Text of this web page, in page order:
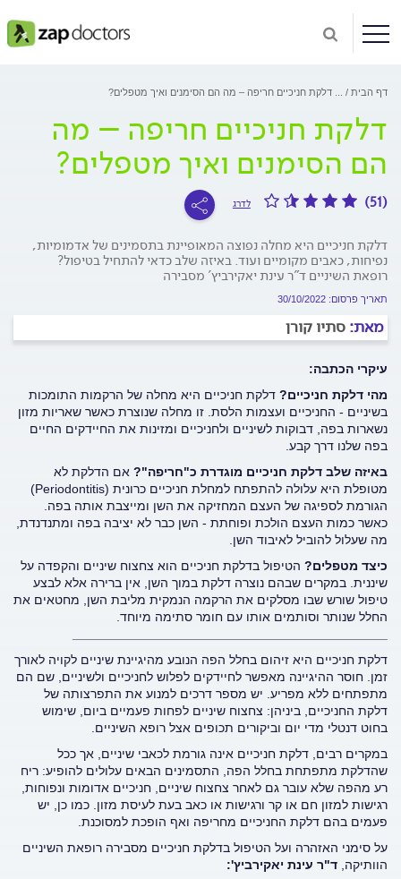
דף הבית דלקת חניכיים חריפה – מה הם הסימנים ואיך מטפלים?
דלקת חניכיים חריפה – מה
הם הסימנים ואיך מטפלים?
(51) לדרג
דלקת חניכיים היא מחלה נפוצה המאופיינת בתסמינים של אדמומיות,
נפיחות, כאבים מקומיים ועוד. באיזה שלב כדאי להתחיל בטיפול?
רופאת השיניים ד"ר עינת יאקירביץ' מסבירה
תאריך פרסום: 30/10/2022
מאת: סתיו קורן
עיקרי הכתבה:
מהי דלקת חניכיים? דלקת חניכיים היא מחלה של הרקמות התומכות
בשיניים - החניכיים ועצמות הלסת. זו מחלה שנוצרת כאשר שאריות מזון
נשארות בפה, דבוקות לשיניים ולחניכיים ומזינות את החיידקים החיים
בפה שלנו דרך קבע.
באיזה שלב דלקת חניכיים מוגדרת כ"חריפה"? אם הדלקת לא
מטופלת היא עלולה להתפתח למחלת חניכיים כרונית (Periodontitis)
הגורמת לספיגה של העצם המחזיקה את השן ומייצבת אותה בפה.
כאשר כמות העצם הולכת ופוחתת - השן כבר לא יציבה בפה ומתנדנדת,
מה שעלול להוביל לאיבוד השן.
כיצד מטפלים? הטיפול בדלקת חניכיים הוא צחצוח שיניים והקפדה על
שיננית. במקרים שבהם נוצרה דלקת במוך השן, אין ברירה אלא לבצע
טיפול שורש שבו מסלקים את הרקמה הנמקית מליבת השן, מחטאים את
החלל שנותר וסותמים אותו עם חומר סתימה מיוחד.
דלקת חניכיים היא זיהום בחלל הפה הנובע מהיגיינת שיניים לקויה לאורך
זמן. חוסר ההיגיינה מאפשר לחיידקים לפלוש לחניכיים ולשיניים, שם הם
מתפתחים ללא מפריע. יש מספר דרכים למנוע את התפרצותה של
דלקת החניכיים, ביניהן: צחצוח שיניים לפחות פעמיים ביום, שימוש
בחוט דנטלי מדי יום וביקורים תכופים אצל רופא השיניים.
במקרים רבים, דלקת חניכיים אינה גורמת לכאבי שיניים, אך ככל
שהדלקת מתפתחת בחלל הפה, התסמינים הבאים עלולים להופיע: ריח
רע מהפה שלא עובר גם לאחר צחצוח שיניים, חניכיים אדומות ונפוחות,
רגישות למזון חם או קר ורגישות או כאב בעת לעיסת מזון. כמו כן, יש
פעמים בהם דלקת החניכיים מחריפה ואף הופכת למסוכנת.
על סימני האזהרה ועל הטיפול בדלקת חניכיים מסבירה רופאת השיניים
הוותיקה, ד"ר עינת יאקירביץ':